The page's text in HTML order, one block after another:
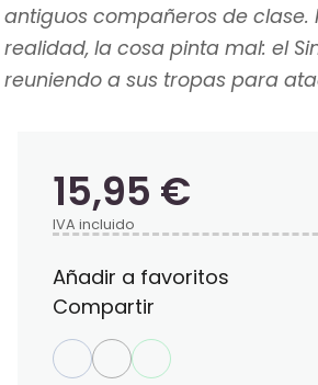
antiguos compañeros de clase.
realidad, la cosa pinta mal: el
reuniendo a sus tropas para
15,95 €
IVA incluido
Añadir a favoritos
Compartir